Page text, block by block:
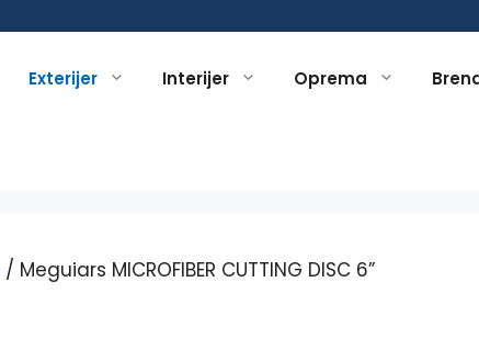
Exterijer Interijer Oprema
/ Meguiars MICROFIBER CUTTING DISC 6”